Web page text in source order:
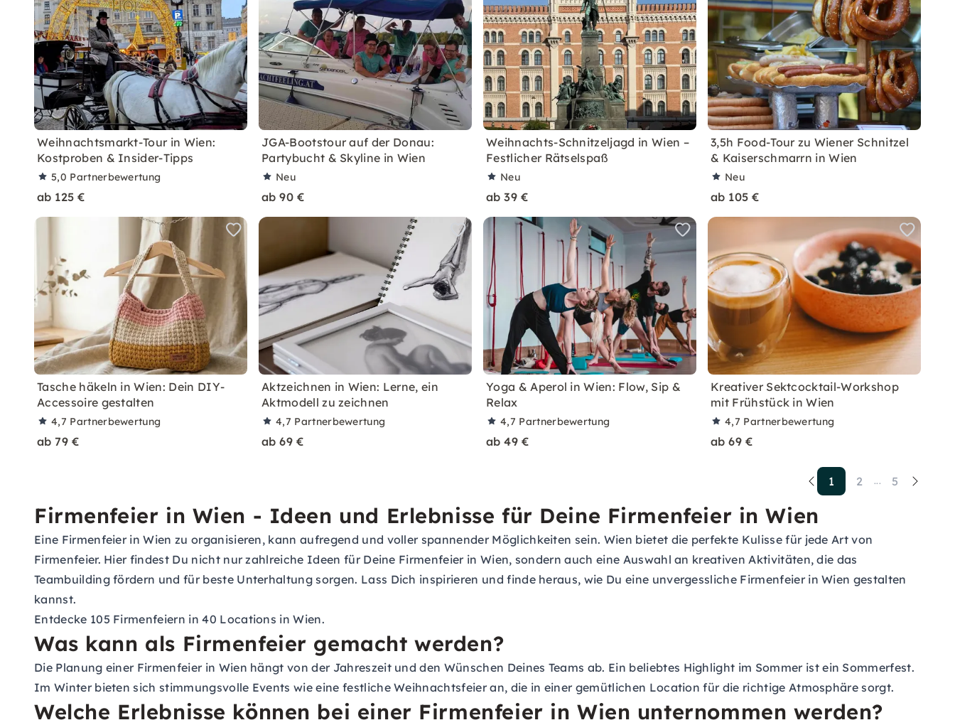
Weihnachtsmarkt-Tour in Wien:
Kostproben & Insider-Tipps
5,0 Partnerbewertung
ab 125 €
JGA-Bootstour auf der Donau:
Partybucht & Skyline in Wien
Neu
ab 90 €
Weihnachts-Schnitzeljagd in Wien –
Festlicher Rätselspaß
Neu
ab 39 €
3,5h Food-Tour zu Wiener Schnitzel
& Kaiserschmarrn in Wien
Neu
ab 105 €
Tasche häkeln in Wien: Dein DIY-
Accessoire gestalten
4,7 Partnerbewertung
ab 79 €
Aktzeichnen in Wien: Lerne, ein
Aktmodell zu zeichnen
4,7 Partnerbewertung
ab 69 €
Yoga & Aperol in Wien: Flow, Sip &
Relax
4,7 Partnerbewertung
ab 49 €
Kreativer Sektcocktail-Workshop
mit Frühstück in Wien
4,7 Partnerbewertung
ab 69 €
1 2 ... 5
Firmenfeier in Wien - Ideen und Erlebnisse für Deine Firmenfeier in Wien
Eine Firmenfeier in Wien zu organisieren, kann aufregend und voller spannender Möglichkeiten sein. Wien bietet die perfekte Kulisse für jede Art von
Firmenfeier. Hier findest Du nicht nur zahlreiche Ideen für Deine Firmenfeier in Wien, sondern auch eine Auswahl an kreativen Aktivitäten, die das
Teambuilding fördern und für beste Unterhaltung sorgen. Lass Dich inspirieren und finde heraus, wie Du eine unvergessliche Firmenfeier in Wien gestalten
kannst.
Entdecke 105 Firmenfeiern in 40 Locations in Wien.
Was kann als Firmenfeier gemacht werden?
Die Planung einer Firmenfeier in Wien hängt von der Jahreszeit und den Wünschen Deines Teams ab. Ein beliebtes Highlight im Sommer ist ein Sommerfest.
Im Winter bieten sich stimmungsvolle Events wie eine festliche Weihnachtsfeier an, die in einer gemütlichen Location für die richtige Atmosphäre sorgt.
Welche Erlebnisse können bei einer Firmenfeier in Wien unternommen werden?